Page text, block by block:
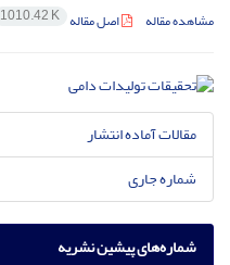
مشاهده مقاله اصل مقاله 1010.42 K
مقالات آماده انتشار
شماره جاری
شماره‌های پیشین نشریه